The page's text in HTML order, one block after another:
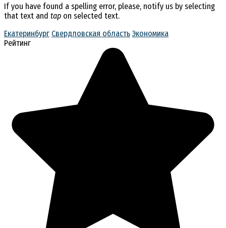
If you have found a spelling error, please, notify us by selecting
that text and tap on selected text.
Екатеринбург Свердловская область Экономика
Рейтинг